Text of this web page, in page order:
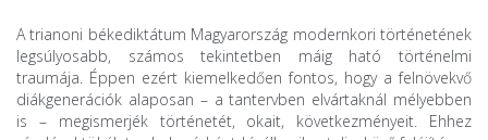
A trianoni békediktátum Magyarország modernkori történetének
legsúlyosabb, számos tekintetben máig ható történelmi
traumája. Éppen ezért kiemelkedően fontos, hogy a felnövekvő
diákgenerációk alaposan – a tantervben elvártaknál mélyebben
is – megismerjék történetét, okait, következményeit. Ehhez